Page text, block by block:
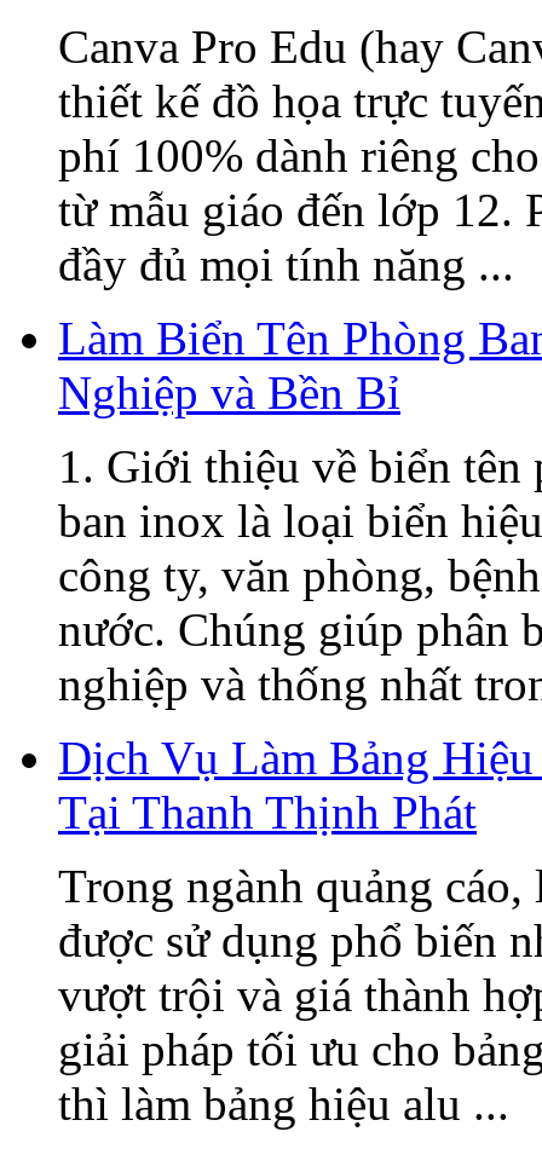
Canva Pro Edu (hay
thiết kế đồ họa trực
phí 100% dành riêng
từ mẫu giáo đến lớp 12.
đầy đủ mọi tính năng ...
Làm Biển Tên Phòng
Nghiệp và Bền Bỉ
1. Giới thiệu về biển tên
ban inox là loại biển
công ty, văn phòng,
nước. Chúng giúp phân
nghiệp và thống nhất
Dịch Vụ Làm Bảng
Tại Thanh Thịnh Phát
Trong ngành quảng
được sử dụng phổ biến
vượt trội và giá thành
giải pháp tối ưu cho
thì làm bảng hiệu alu ...